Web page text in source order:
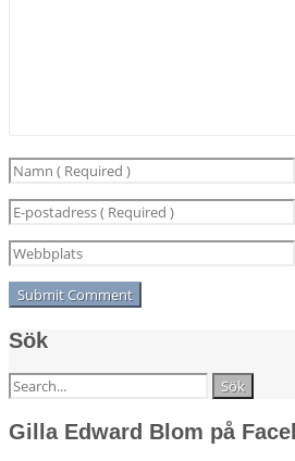
Sök
Sök
Gilla Edward Blom på